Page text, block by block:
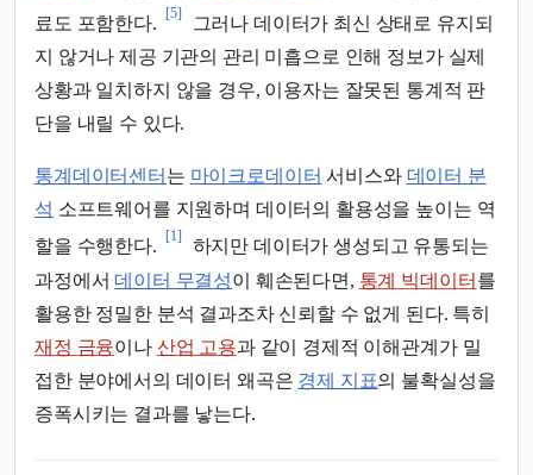
료도 포함한다.
[5]
그러나 데이터가 최신 상태로 유지되
지 않거나 제공 기관의 관리 미흡으로 인해 정보가 실제
상황과 일치하지 않을 경우, 이용자는 잘못된 통계적 판
단을 내릴 수 있다.
통계데이터센터 는 마이크로데이터 서비스와 데이터 분
석 소프트웨어를 지원하며 데이터의 활용성을 높이는 역
할을 수행한다.
[1]
하지만 데이터가 생성되고 유통되는
과정에서데이터 무결성이 훼손된다면, 통계 빅데이터 를
활용한 정밀한 분석 결과조차 신뢰할 수 없게 된다. 특히
재정 금융이나 산업 고용과 같이 경제적 이해관계가 밀
접한 분야에서의 데이터 왜곡은 경제 지표의 불확실성을
증폭시키는 결과를 낳는다.